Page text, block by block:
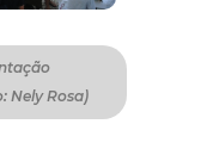
Nely Rosa)